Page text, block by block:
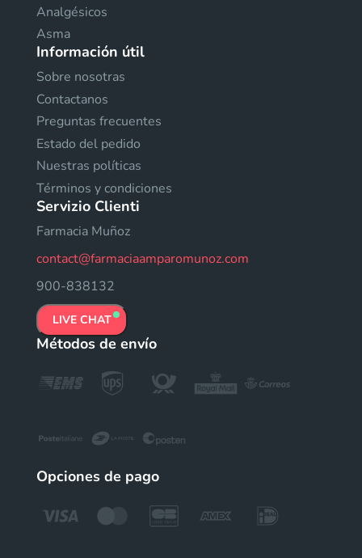
Analgésicos
Asma
Información útil
Sobre nosotras
Contactanos
Preguntas frecuentes
Estado del pedido
Nuestras políticas
Términos y condiciones
Servizio Clienti
Farmacia Muñoz
contact@farmaciaamparomunoz.com
900-838132
LIVE CHAT
Métodos de envío
Opciones de pago